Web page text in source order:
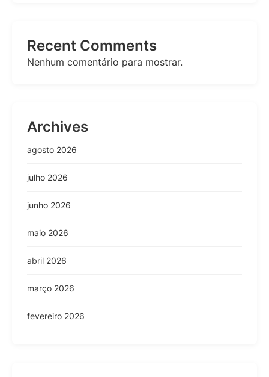
Recent Comments
Nenhum comentário para mostrar.
Archives
agosto 2026
julho 2026
junho 2026
maio 2026
abril 2026
março 2026
fevereiro 2026